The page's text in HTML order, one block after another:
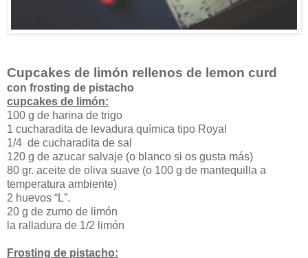
Cupcakes de limón rellenos de lemon curd
con frosting de pistacho
cupcakes de limón:
100 g de harina de trigo
1 cucharadita de levadura química tipo Royal
1/4 de cucharadita de sal
120 g de azucar salvaje (o blanco si os gusta más)
80 gr. aceite de oliva suave (o 100 g de mantequilla a
temperatura ambiente)
2 huevos “L”.
20 g de zumo de limón
la ralladura de 1/2 limón
Frosting de pistacho: